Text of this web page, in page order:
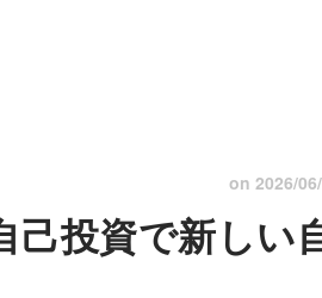
on 2026/
投資で新しい